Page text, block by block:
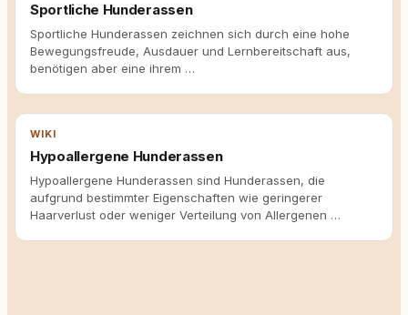
Sportliche Hunderassen
Sportliche Hunderassen zeichnen sich durch eine hohe
Bewegungsfreude, Ausdauer und Lernbereitschaft aus,
benötigen aber eine ihrem …
WIKI
Hypoallergene Hunderassen
Hypoallergene Hunderassen sind Hunderassen, die
aufgrund bestimmter Eigenschaften wie geringerer
Haarverlust oder weniger Verteilung von Allergenen …